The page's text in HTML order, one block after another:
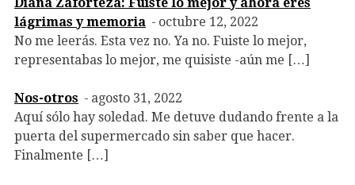
Diana Zaforteza: Fuiste lo mejor y ahora eres
lágrimas y memoria
octubre 12, 2022
No me leerás. Esta vez no. Ya no. Fuiste lo mejor,
representabas lo mejor, me quisiste -aún me […]
Nos-otros
agosto 31, 2022
Aquí sólo hay soledad. Me detuve dudando frente a la
puerta del supermercado sin saber que hacer.
Finalmente […]